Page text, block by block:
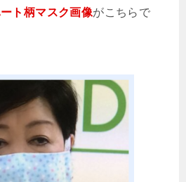
ト柄マスク画像がこちらで